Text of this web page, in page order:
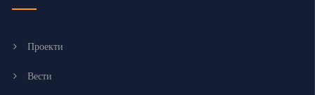
Проекти
Вести